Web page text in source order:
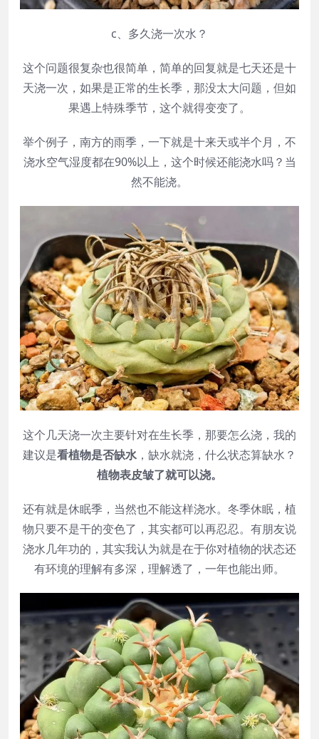
c、多久浇一次水？
这个问题很复杂也很简单，简单的回复就是七天还是十
天浇一次，如果是正常的生长季，那没太大问题，但如
果遇上特殊季节，这个就得变变了。
举个例子，南方的雨季，一下就是十来天或半个月，不
浇水空气湿度都在90%以上，这个时候还能浇水吗？当
然不能浇。
这个几天浇一次主要针对在生长季，那要怎么浇，我的
建议是看植物是否缺水 ，缺水就浇，什么状态算缺水？
植物表皮皱了就可以浇。
还有就是休眠季，当然也不能这样浇水。冬季休眠，植
物只要不是干的变色了，其实都可以再忍忍。有朋友说
浇水几年功的，其实我认为就是在于你对植物的状态还
有环境的理解有多深，理解透了，一年也能出师。